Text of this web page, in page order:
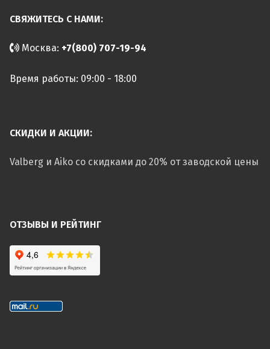
СВЯЖИТЕСЬ С НАМИ:
Москва: +7(800) 707-19-94
Время работы: 09:00 - 18:00
СКИДКИ И АКЦИИ:
Valberg и Aiko со скидками до 20% от заводской цены
ОТЗЫВЫ И РЕЙТИНГ